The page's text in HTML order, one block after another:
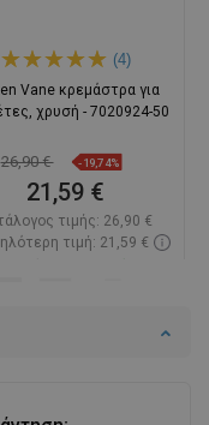
(4)
Vane κρεμάστρα για
χρυσή - 7020924-50
26,90 € -19,74%
21,59 €
τιμής: 26,90 €
τιμή: 21,59 €